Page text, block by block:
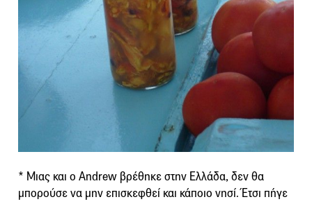
* Μιας και ο Andrew βρέθηκε στην Ελλάδα, δεν θα
μπορούσε να μην επισκεφθεί και κάποιο νησί. Έτσι πήγε